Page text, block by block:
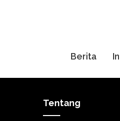
Berita
Tentang